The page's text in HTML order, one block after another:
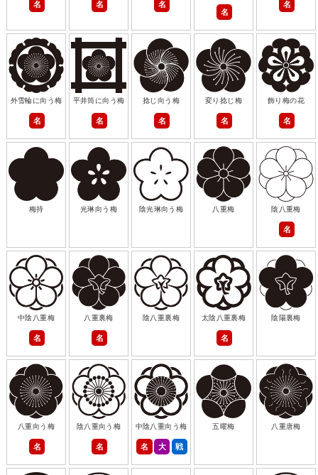
名 名 名
名
名
外雪輪に向う梅
名
平井筒に向う梅
名
捻じ向う梅
名
変り捻じ梅
名
飾り梅の花
名
梅持 光琳向う梅 陰光琳向う梅 八重梅 陰八重梅
名
中陰八重梅
名
八重裏梅
名
陰八重裏梅 太陰八重裏梅
名
陰陽裏梅
八重向う梅
名
陰八重向う梅
名
中陰八重向う梅
名 大 戦
五曜梅 八重唐梅